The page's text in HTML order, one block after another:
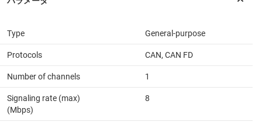
Type General-purpose
Protocols CAN, CAN FD
Number of channels 1
Signaling rate (max)
(Mbps)
8